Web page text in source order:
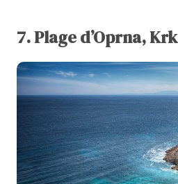
7. Plage d’Oprna, Krk